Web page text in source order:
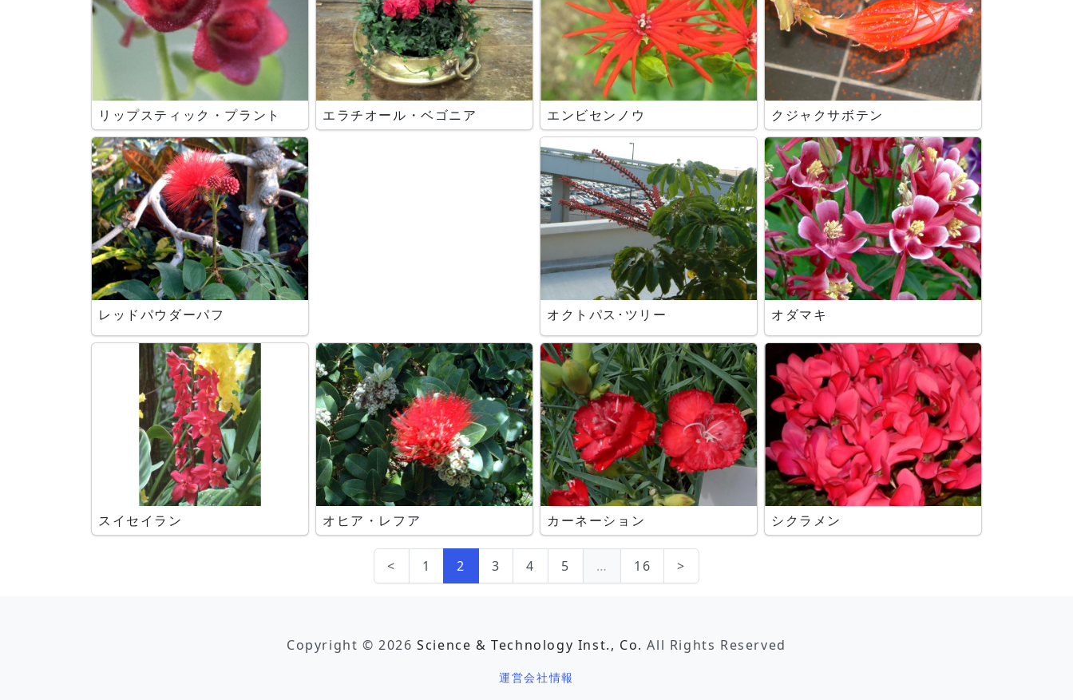
リップスティック・プラント エラチオール・ベゴニア エンビセンノウ クジャクサボテン
レッドパウダーパフ オクトパス･ツリー オダマキ
スイセイラン オヒア・レフア カーネーション シクラメン
< 1 2 3 4 5 … 16 >
Copyright © 2026Science & Technology Inst., Co. All Rights Reserved
運営会社情報